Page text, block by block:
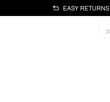
EASY RETURNS